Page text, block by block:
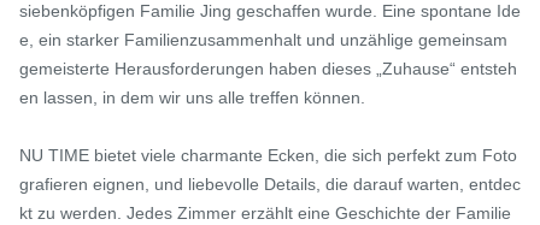
siebenköpfigen Familie Jing geschaffen wurde. Eine spontane Ide
e, ein starker Familienzusammenhalt und unzählige gemeinsam
gemeisterte Herausforderungen haben dieses „Zuhause“ entsteh
en lassen, in dem wir uns alle treffen können.
NU TIME bietet viele charmante Ecken, die sich perfekt zum Foto
grafieren eignen, und liebevolle Details, die darauf warten, entdec
kt zu werden. Jedes Zimmer erzählt eine Geschichte der Familie